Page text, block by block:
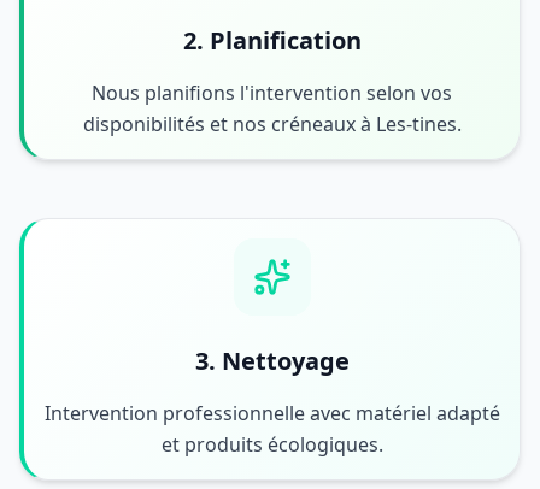
2. Planification
Nous planifions l'intervention selon vos
disponibilités et nos créneaux à Les-tines.
3. Nettoyage
Intervention professionnelle avec matériel adapté
et produits écologiques.